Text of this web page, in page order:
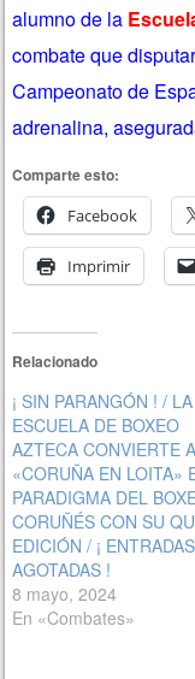
alumno de la
combate que
Campeonato de
adrenalina,
Comparte esto:
Facebook
Imprimir
Relacionado
¡ SIN PARANGÓN ! / LA
ESCUELA DE BOXEO
AZTECA CONVIERTE A
«CORUÑA EN LOITA»
PARADIGMA DEL
CORUÑÉS CON SU
EDICIÓN / ¡ ENTRADAS
AGOTADAS !
8 mayo, 2024
En «Combates»